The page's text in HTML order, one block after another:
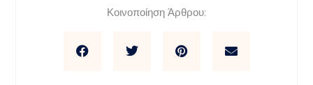
Κοινοποίηση Άρθρου: